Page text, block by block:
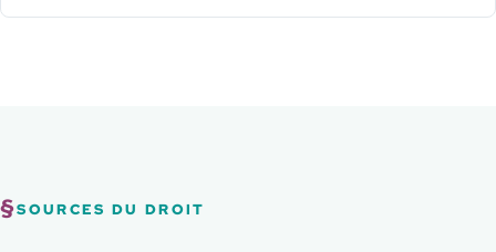
SOURCES DU DROIT